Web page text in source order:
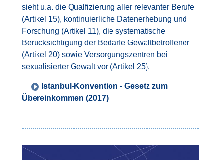
sieht u.a. die Qualfizierung aller relevanter Berufe
(Artikel 15), kontinuierliche Datenerhebung und
Forschung (Artikel 11), die systematische
Berücksichtigung der Bedarfe Gewaltbetroffener
(Artikel 20) sowie Versorgungszentren bei
sexualisierter Gewalt vor (Artikel 25).
Istanbul-Konvention - Gesetz zum
Übereinkommen (2017)
Bild